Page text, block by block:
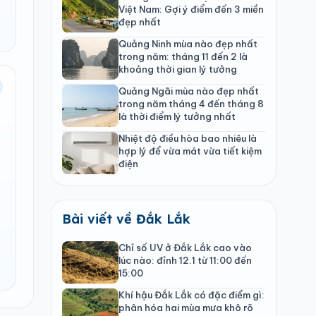
Việt Nam: Gợi ý điểm đến 3 miền
đẹp nhất
Quảng Ninh mùa nào đẹp nhất
trong năm: tháng 11 đến 2 là
khoảng thời gian lý tưởng
Quảng Ngãi mùa nào đẹp nhất
trong năm tháng 4 đến tháng 8
là thời điểm lý tưởng nhất
Nhiệt độ điều hòa bao nhiêu là
hợp lý để vừa mát vừa tiết kiệm
điện
Bài viết về Đắk Lắk
Chỉ số UV ở Đắk Lắk cao vào
lúc nào: đỉnh 12.1 từ 11:00 đến
15:00
Khí hậu Đắk Lắk có đặc điểm gì:
phân hóa hai mùa mưa khô rõ